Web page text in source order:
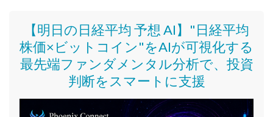
【明日の日経平均 予想 AI】"日経平均
株価×ビットコイン"をAIが可視化する
最先端ファンダメンタル分析で、投資
判断をスマートに支援